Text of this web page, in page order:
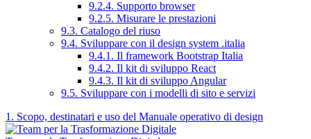
9.2.4. Supporto browser
9.2.5. Misurare le prestazioni
9.3. Catalogo del riuso
9.4. Sviluppare con il design system .italia
9.4.1. Il framework Bootstrap Italia
9.4.2. Il kit di sviluppo React
9.4.3. Il kit di sviluppo Angular
9.5. Sviluppare con i modelli di sito e servizi
1. Scopo, destinatari e uso del Manuale operativo di design